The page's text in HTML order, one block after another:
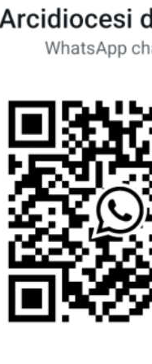
Scuola
in
Liceo
18 - Fiano
in
mons.
ore 20.30 -
di don
in alcuni
ore